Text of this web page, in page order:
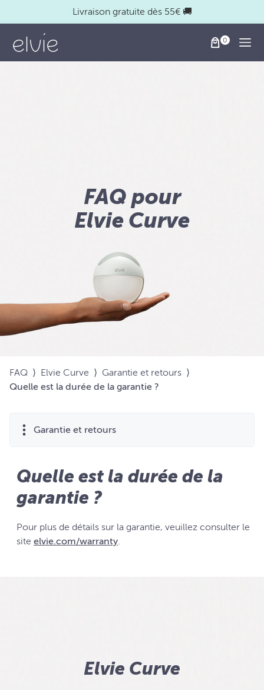
Livraison gratuite dès 55€ 🚚
FAQ pour
Elvie Curve
FAQ ⟩ Elvie Curve ⟩ Garantie et retours ⟩
Quelle est la durée de la garantie ?
Garantie et retours
Quelle est la durée de la
garantie ?
Pour plus de détails sur la garantie, veuillez consulter le
site elvie.com/warranty.
Elvie Curve